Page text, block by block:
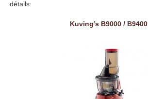
détails:
Kuving’s B9000 / B9400